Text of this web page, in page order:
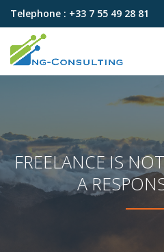
contenu
Telephone : +33 7 55 49 28 81
FREELANCE IS
A